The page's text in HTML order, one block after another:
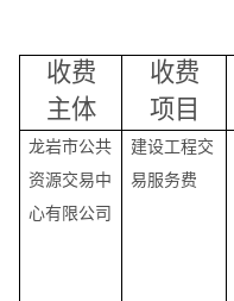
收费
主体
收费
项目
龙岩市公共
资源交易中
心有限公司
建设工程交
易服务费